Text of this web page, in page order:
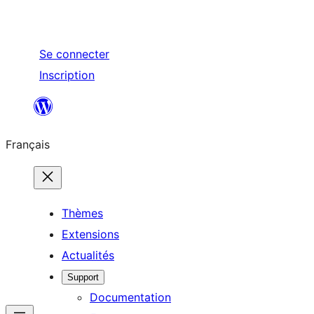
Se connecter
Inscription
contenu
Français
Thèmes
Extensions
Actualités
Support
Documentation